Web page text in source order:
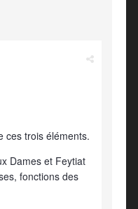
ces trois éléments.
Dames et Feytiat
fonctions des